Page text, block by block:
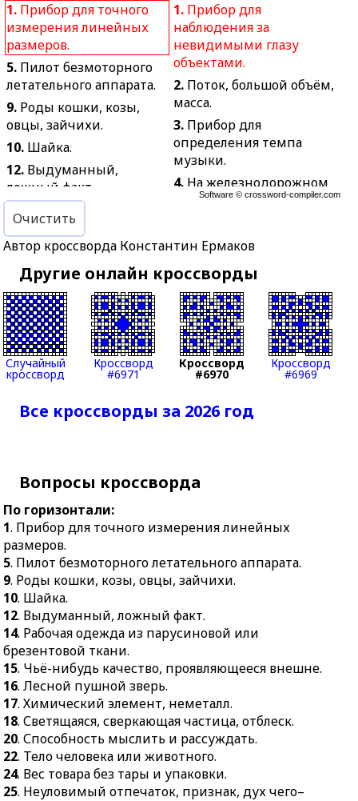
1. Прибор для точного
измерения линейных
размеров.
5. Пилот безмоторного
летательного аппарата.
9. Роды кошки, козы,
овцы, зайчихи.
10. Шайка.
12. Выдуманный,
ложный факт.
14.
парусиновой или
брезентовой ткани.
15.Чьё-нибудь качество,
проявляющееся внешне.
16.Лесной пушной
зверь.
17.Химический
элемент, неметалл.
18.
Светящаяся,
сверкающая частица,
отблеск.
22.Тело человека или
животного.
24.Вес товара без тары и
упаковки.
25.Неуловимый
отпечаток, признак, дух
чего–нибудь.
28.Официальный
документ,
удостоверяющий те или
иные полномочия
предъявителя.
32.Тип кузова
автомобиля.
33.Суетливый человек.
34.Женское имя,
распространённое в
1. Прибор для
наблюдения за
невидимыми глазу
объектами.
2. Поток, большой объём,
масса.
3. Прибор для
определения темпа
музыки.
4. На железнодорожном
пути: узкий стальной
Азартная карточная
игра.
6.Белое
кристаллическое
вещество с резким
запахом.
7.Движение
по определённому
никотинсодержащих
9.Совокупность
перевозочных средств
специального
назначения.
покупатель, заказчик.
11.Специалист,
организмов и отдельных
13.Форменная фуражка с
маленьким донышком и
прямым козырьком.
19.Небольшое судно.
21.Жилище животного.
Software ©crossword-compiler.com
Очистить
Автор кроссворда Константин Ермаков
Другие онлайн кроссворды
Случайный
кроссворд
Кроссворд
#6971
Кроссворд
#6970
Кроссворд
#6969
Все кроссворды за 2026 год
Вопросы кроссворда
По горизонтали:
1. Прибор для точного измерения линейных
размеров.
5. Пилот безмоторного летательного аппарата.
9. Роды кошки, козы, овцы, зайчихи.
10. Шайка.
12. Выдуманный, ложный факт.
14. Рабочая одежда из парусиновой или
брезентовой ткани.
15. Чьё-нибудь качество, проявляющееся внешне.
16. Лесной пушной зверь.
17. Химический элемент, неметалл.
18. Светящаяся, сверкающая частица, отблеск.
20. Способность мыслить и рассуждать.
22. Тело человека или животного.
24. Вес товара без тары и упаковки.
25. Неуловимый отпечаток, признак, дух чего–